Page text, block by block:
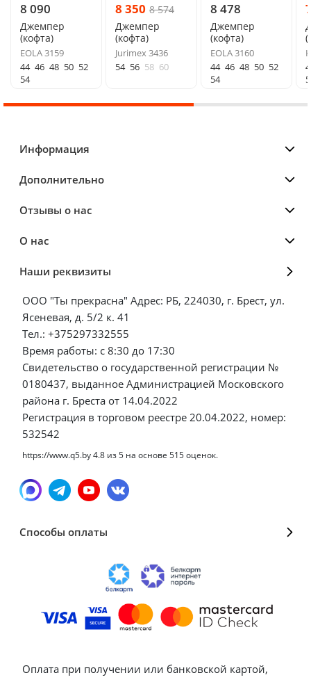
8 090
Джемпер
(кофта)
EOLA 3159
44 46 48 50 52
54
8 350 8 574
Джемпер
(кофта)
Jurimex 3436
54 56 58 60
8 478
Джемпер
(кофта)
EOLA 3160
44 46 48 50 52
54
Информация
Дополнительно
Отзывы о нас
О нас
Наши реквизиты
ООО "Ты прекрасна" Адрес: РБ, 224030, г. Брест, ул.
Ясеневая, д. 5/2 к. 41
Тел.: +375297332555
Время работы: с 8:30 до 17:30
Свидетельство о государственной регистрации №
0180437, выданное Администрацией Московского
района г. Бреста от 14.04.2022
Регистрация в торговом реестре 20.04.2022, номер:
532542
https://www.q5.by4.8 из5 на основе 515оценок.
Способы оплаты
Оплата при получении или банковской картой,